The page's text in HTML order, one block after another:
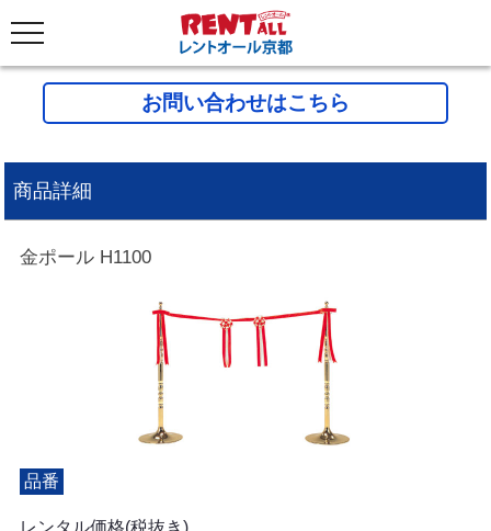
お問い合わせはこちら
商品詳細
金ポール H1100
品番
レンタル価格(税抜き)